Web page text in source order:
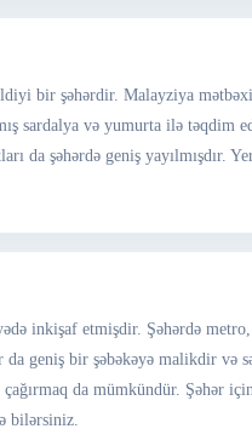
bir şəhərdir. Malayziya
sardalya və yumurta ilə təqdim
da şəhərdə geniş
inkişaf etmişdir. Şəhərdə
geniş bir şəbəkəyə malikdir
da mümkündür. Şəhər
bilərsiniz.